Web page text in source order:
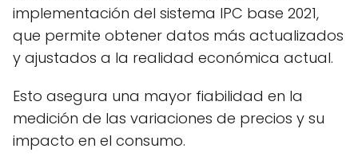
implementación del sistema IPC base 2021,
que permite obtener datos más actualizados
y ajustados a la realidad económica actual.
Esto asegura una mayor fiabilidad en la
medición de las variaciones de precios y su
impacto en el consumo.